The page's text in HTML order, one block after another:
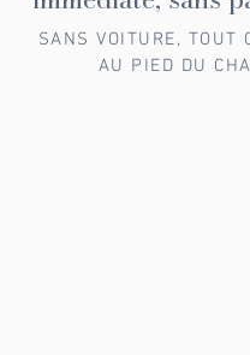
SANS VOITURE, TOUT
AU PIED DU